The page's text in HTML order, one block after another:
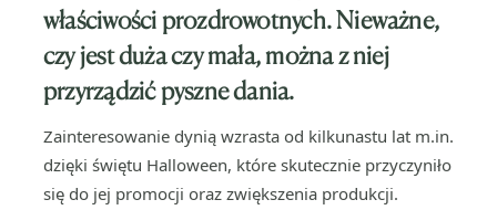
właściwości prozdrowotnych. Nieważne,
czy jest duża czy mała, można z niej
przyrządzić pyszne dania.
Zainteresowanie dynią wzrasta od kilkunastu lat m.in.
dzięki świętu Halloween, które skutecznie przyczyniło
się do jej promocji oraz zwiększenia produkcji.